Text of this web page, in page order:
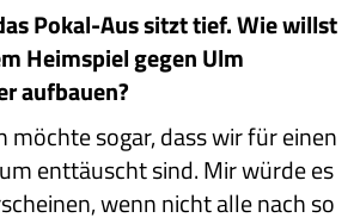
Pokal-Aus sitzt tief. Wie willst
Heimspiel gegen Ulm
aufbauen?
möchte sogar, dass wir für einen
enttäuscht sind. Mir würde es
wenn nicht alle nach so